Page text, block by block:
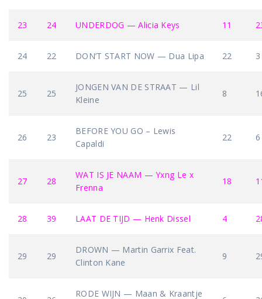
23 24 UNDERDOG — Alicia Keys 11
24 22 DON’T START NOW — Dua Lipa 22 3
25 25
JONGEN VAN DE STRAAT — Lil
Kleine
8
26 23
BEFORE YOU GO – Lewis
Capaldi
22 6
27 28
WAT IS JE NAAM — Yxng Le x
Frenna
18
28 39 LAAT DE TIJD — Henk Dissel 4
29 29
DROWN — Martin Garrix Feat.
Clinton Kane
9
RODE WIJN — Maan & Kraantje